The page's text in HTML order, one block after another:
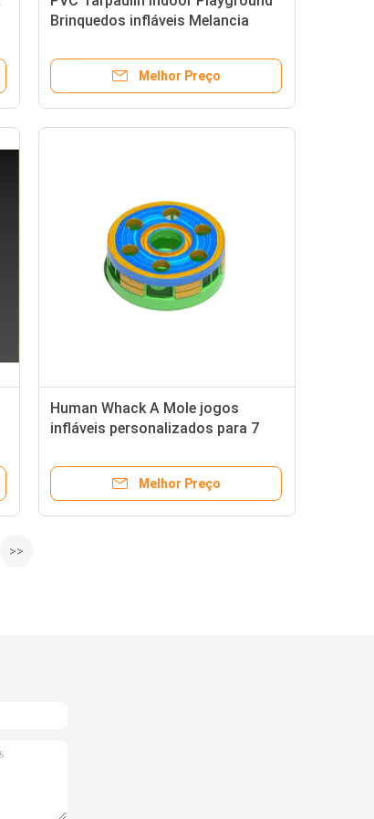
Brinquedos infláveis Melancia
Melhor Preço
Human Whack A Mole jogos
infláveis personalizados para 7
Melhor Preço
>>